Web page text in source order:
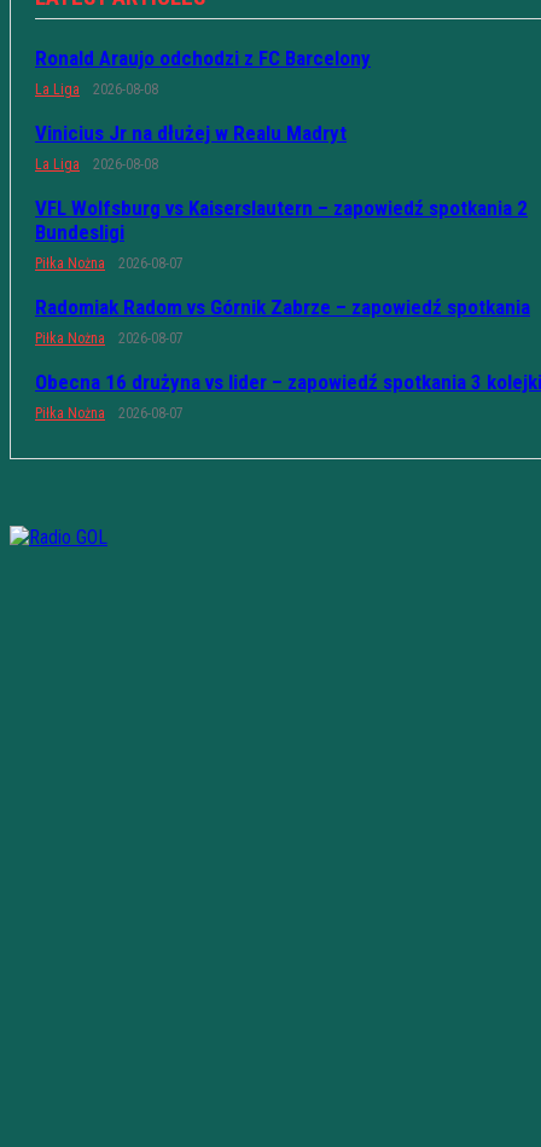
Ronald Araujo odchodzi z FC Barcelony
La Liga 2026-08-08
Vinicius Jr na dłużej w Realu Madryt
La Liga 2026-08-08
VFL Wolfsburg vs Kaiserslautern – zapowiedź spotkania 2
Bundesligi
Piłka Nożna 2026-08-07
Radomiak Radom vs Górnik Zabrze – zapowiedź spotkania
Piłka Nożna 2026-08-07
Obecna 16 drużyna vs lider – zapowiedź spotkania 3 kolejki
Piłka Nożna 2026-08-07